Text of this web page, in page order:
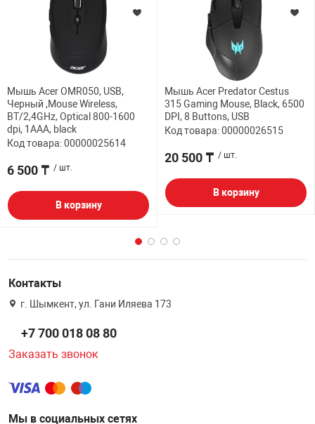
Мышь Acer OMR050, USB,
Черный ,Mouse Wireless,
BT/2,4GHz, Optical 800-1600
dpi, 1AAA, black
Код товара: 00000025614
6 500 ₸ / шт.
В корзину
Мышь Acer Predator Cestus
315 Gaming Mouse, Black, 6500
DPI, 8 Buttons, USB
Код товара: 00000026515
20 500 ₸ / шт.
В корзину
Контакты
г. Шымкент, ул. Гани Иляева 173
+7 700 018 08 80
Заказать звонок
Мы в социальных сетях